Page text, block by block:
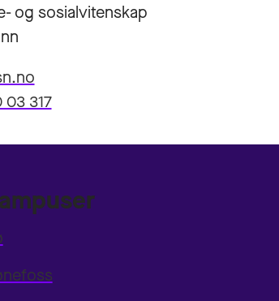
og sosialvitenskap
03 317